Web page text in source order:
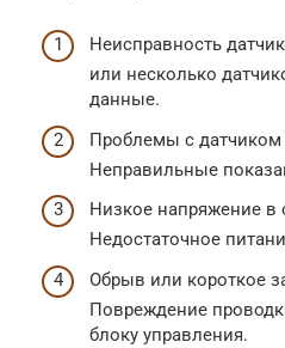
Неисправность
или несколько
данные.
Проблемы с датчиком
Неправильные
Низкое напряжение в
Недостаточное
Обрыв или короткое
Повреждение
блоку управления.